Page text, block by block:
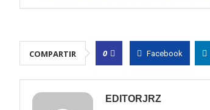
COMPARTIR 0 Facebook
EDITORJRZ